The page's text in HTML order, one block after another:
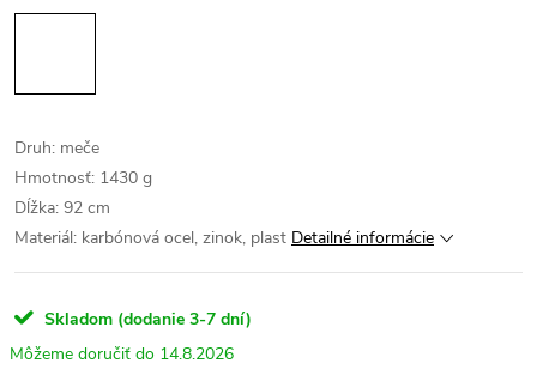
Druh: meče
Hmotnosť: 1430 g
Dĺžka: 92 cm
Materiál: karbónová ocel, zinok, plast Detailné informácie
Skladom (dodanie 3-7 dní)
14.8.2026